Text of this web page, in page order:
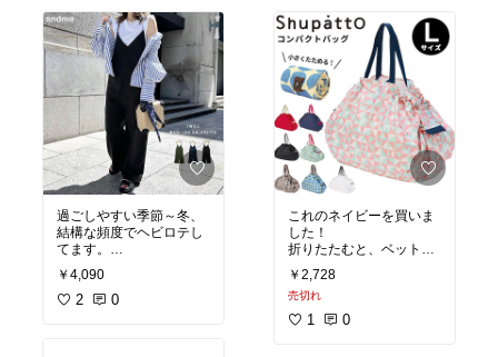
過ごしやすい季節～冬、
結構な頻度でヘビロテし
てます。
美味しいもの食べに行く
ときは絶対にコレｗ
￥4,090
2 0
これのネイビーを買いま
した！
折りたたむと、ベットボ
トルくらいの筒状に。
高さも10cmくらいかな。
スーパーに買い物行くと
きとかも、バッグにポイ
￥2,728
売切れ
1 0